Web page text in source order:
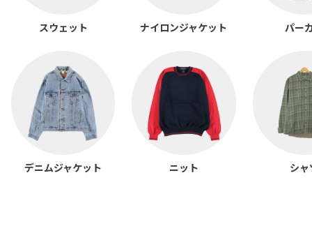
スウェット ナイロンジャケット パー
デニムジャケット ニット シャ